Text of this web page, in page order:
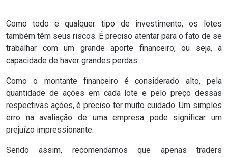
Como todo e qualquer tipo de investimento, os lotes
também têm seus riscos. É preciso atentar para o fato de se
trabalhar com um grande aporte financeiro, ou seja, a
capacidade de haver grandes perdas.
Como o montante financeiro é considerado alto, pela
quantidade de ações em cada lote e pelo preço dessas
respectivas ações, é preciso ter muito cuidado. Um simples
erro na avaliação de uma empresa pode significar um
prejuízo impressionante.
Sendo assim, recomendamos que apenas traders